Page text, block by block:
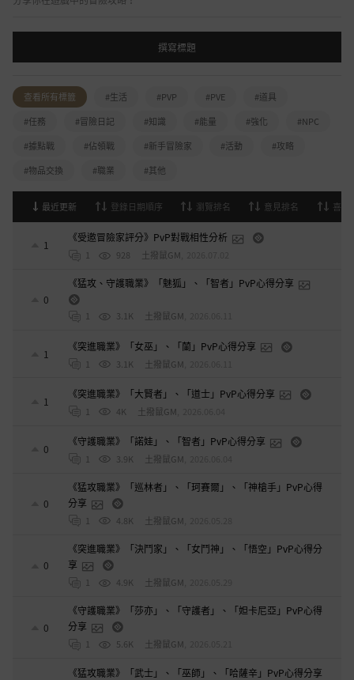
撰寫標題
查看所有標籤 #生活 #PVP #PVE
#道具
#任務
#冒險日記 #知識 #能量 #強化
#NPC
#據點戰
#佔領戰 #新手冒險家 #活動
#攻略
#物品交換
#職業 #其他
最近更新 登錄日期順序 瀏覽排名 意見排名 喜歡
1
《受邀冒險家評分》PvP對戰相性分析
1 928 土撥鼠GM
0
《猛攻、守護職業》「魅狐」、「智者」PvP心得分享
1 3.1K 土撥鼠GM
1
《突進職業》「女巫」、「蘭」PvP心得分享
1 3.1K 土撥鼠GM
1
《突進職業》「大賢者」、「道士」PvP心得分享
1 4K 土撥鼠GM
0
《守護職業》「諾娃」、「智者」PvP心得分享
1 3.9K 土撥鼠GM
0
《猛攻職業》「巡林者」、「珂賽爾」、「神槍手」PvP心得
分享
1 4.8K 土撥鼠GM
0
《突進職業》「決鬥家」、「女鬥神」、「悟空」PvP心得分
享
1 4.9K 土撥鼠GM
0
《守護職業》「莎亦」、「守護者」、「妲卡尼亞」PvP心得
分享
1 5.6K 土撥鼠GM
《猛攻職業》「武士」、「巫師」、「哈薩辛」PvP心得分享